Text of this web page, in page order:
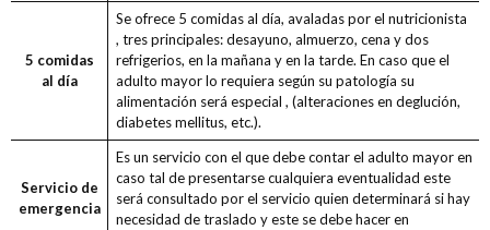
5 comidas
al día
Se ofrece 5 comidas al día, avaladas por el nutricionista
, tres principales: desayuno, almuerzo, cena y dos
refrigerios, en la mañana y en la tarde. En caso que el
adulto mayor lo requiera según su patología su
alimentación será especial , (alteraciones en deglución,
diabetes mellitus, etc.).
Servicio de
emergencia
Es un servicio con el que debe contar el adulto mayor en
caso tal de presentarse cualquiera eventualidad este
será consultado por el servicio quien determinará si hay
necesidad de traslado y este se debe hacer en